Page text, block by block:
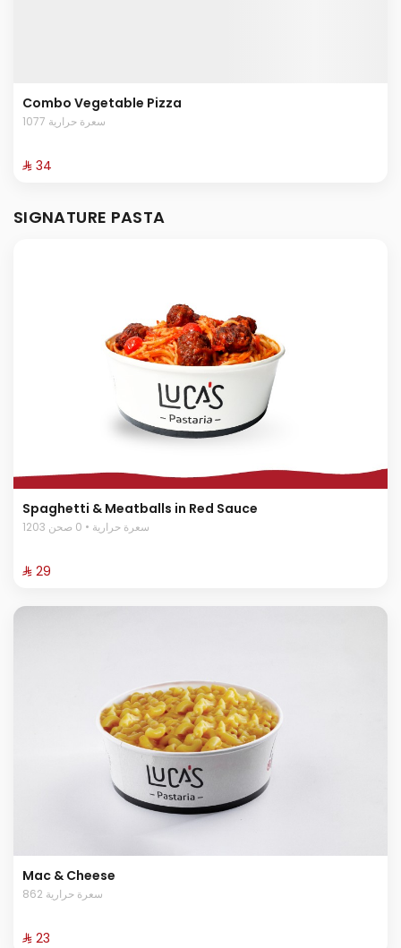
Combo Vegetable Pizza
1077 سعرة حرارية
⁨⁦‪‬ 34⁩
SIGNATURE PASTA
Spaghetti & Meatballs in Red Sauce
1203 سعرة حرارية • 0 صحن
⁨⁦‪‬ 29⁩
Mac & Cheese
862 سعرة حرارية
⁨⁦‪‬ 23⁩